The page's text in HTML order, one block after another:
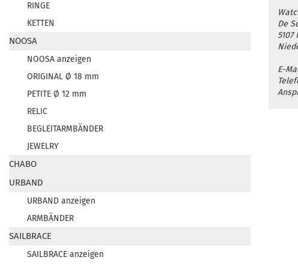
De
5107
E-
RINGE
KETTEN
NOOSA
NOOSA anzeigen
ORIGINAL Ø 18 mm
PETITE Ø 12 mm
RELIC
BEGLEITARMBÄNDER
JEWELRY
CHABO
URBAND
URBAND anzeigen
ARMBÄNDER
SAILBRACE
SAILBRACE anzeigen